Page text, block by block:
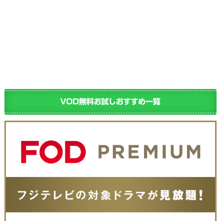
VOD無料お試しおすすめ一覧